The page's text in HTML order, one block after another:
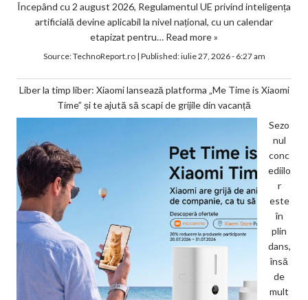
Începând cu 2 august 2026, Regulamentul UE privind inteligența
artificială devine aplicabil la nivel național, cu un calendar
etapizat pentru… Read more »
Source:TechnoReport.ro| Published:iulie 27, 2026 - 6:27 am
Liber la timp liber: Xiaomi lansează platforma „Me Time is Xiaomi
Time” și te ajută să scapi de grijile din vacanță
Sezo
nul
conc
ediilo
r
este
în
plin
dans,
însă
de
mult